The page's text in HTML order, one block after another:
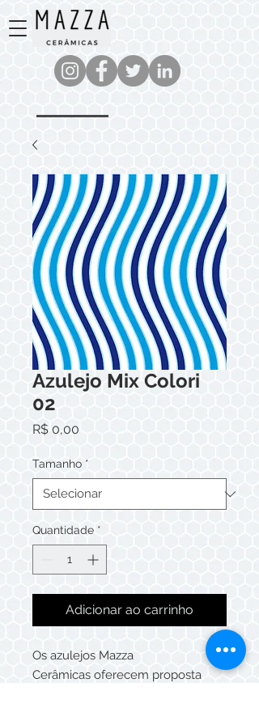
Azulejo Mix Colori
02
R$ 0,00
Tamanho *
Quantidade *
Adicionar ao carrinho
Os azulejos Mazza
Cerâmicas oferecem proposta